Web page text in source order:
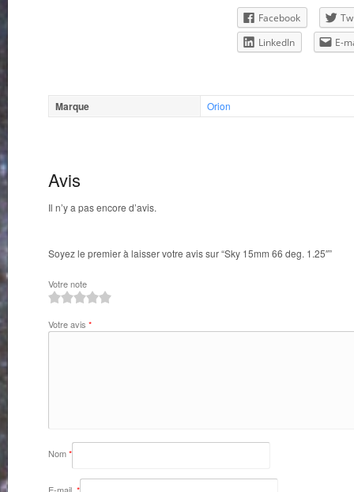
1.25"
Facebook
LinkedIn
E-
Marque Orion
Avis
Il n’y a pas encore d’avis.
Soyez le premier à laisser votre avis sur “Sky 15mm 66 deg. 1.25″”
Votre note
Votre avis *
Nom*